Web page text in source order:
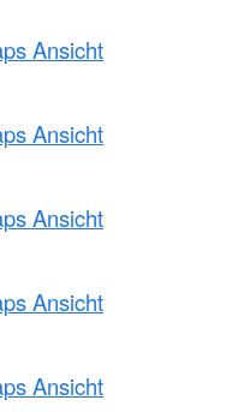
Ansicht
Ansicht
Ansicht
Ansicht
Ansicht